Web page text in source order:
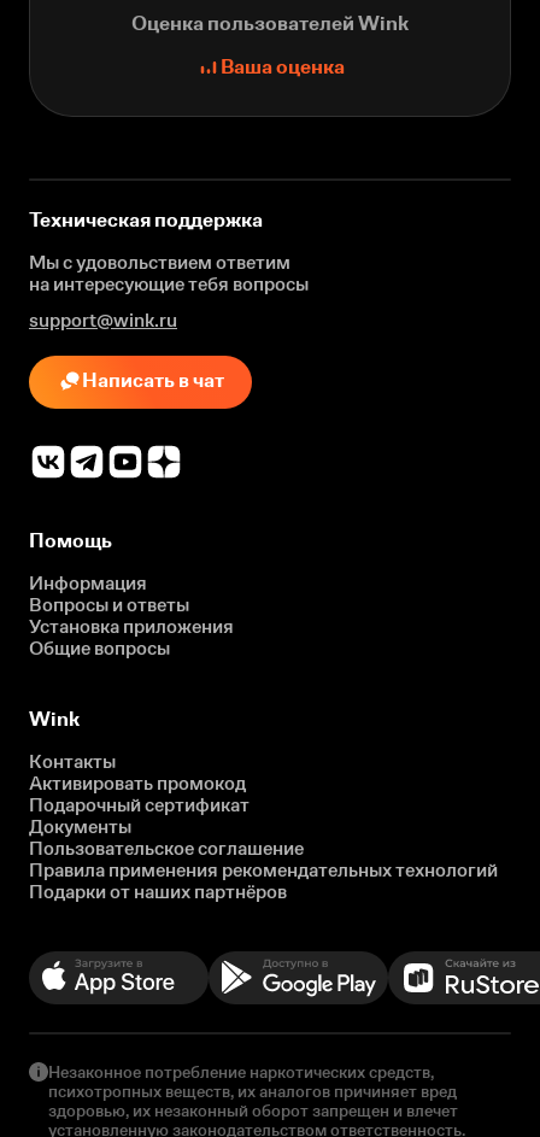
Оценка пользователей Wink
Ваша оценка
Техническая поддержка
Мы с удовольствием ответим
на интересующиетебя вопросы
support@wink.ru
Написать в чат
Помощь
Информация
Вопросы и ответы
Установка приложения
Общие вопросы
Wink
Контакты
Активировать промокод
Подарочный сертификат
Документы
Пользовательское соглашение
Правила применения рекомендательных технологий
Подарки от наших партнёров
Незаконное потребление наркотических средств,
психотропных веществ, их аналогов причиняет вред
здоровью, их незаконный оборот запрещен и влечет
установленную законодательством ответственность.